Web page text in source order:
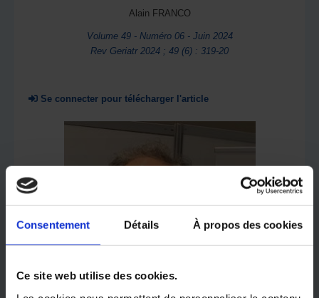
Consentement Détails À propos des cookies
Ce site web utilise des cookies.
Alain FRANCO
Volume 49 - Numéro 06 - Juin 2024
Rev Geriatr 2024 ; 49 (6) : 319-20
Se connecter pour télécharger l'article